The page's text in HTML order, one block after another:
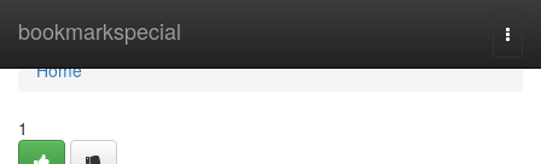
bookmarkspecial
Home
Home
1